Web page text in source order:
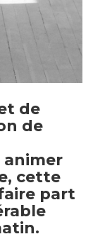
de
de
cette
part